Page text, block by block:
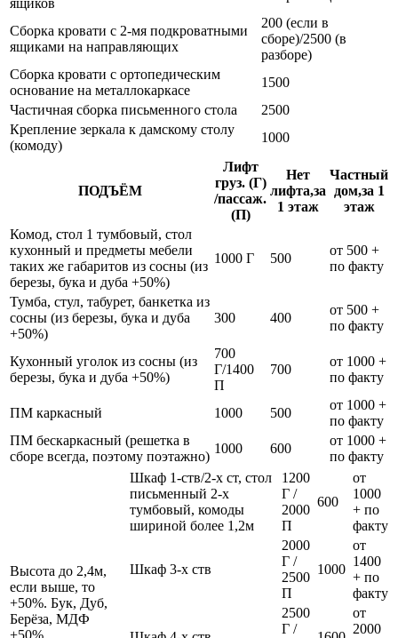
Сборка кровати с 2-мя подкроватными
ящиками на направляющих
200 (если в
сборе)/2500 (в
разборе)
Сборка кровати с ортопедическим
основание на металлокаркасе
1500
Частичная сборка письменного стола
2500
Крепление зеркала к дамскому столу
(комоду)
1000
ПОДЪЁМ
Лифт
груз. (Г)
/пассаж.
(П)
Нет
лифта,за
1 этаж
Частный
дом,за 1
этаж
Комод, стол 1 тумбовый, стол
кухонный и предметы мебели
таких же габаритов из сосны (из
березы, бука и дуба +50%)
1000 Г 500
от 500 +
по факту
Тумба, стул, табурет, банкетка из
сосны (из березы, бука и дуба
+50%)
300 400
от 500 +
по факту
Кухонный уголок из сосны (из
березы, бука и дуба +50%)
700
Г/1400
П
700
от 1000 +
по факту
ПМ каркасный 1000 500
от 1000 +
по факту
ПМ бескаркасный (решетка в
сборе всегда, поэтому поэтажно)
1000 600
от 1000 +
по факту
Высота до 2,4м,
если выше, то
+50%. Бук, Дуб,
Берёза, МДФ
+50%
Шкаф 1-ств/2-х ст, стол
письменный 2-х
тумбовый, комоды
шириной более 1,2м
1200
Г /
2000
П
600
от
1000
+ по
факту
Шкаф 3-х ств
2000
Г /
2500
П
1000
от
1400
+ по
факту
2500
Г /
от
2000